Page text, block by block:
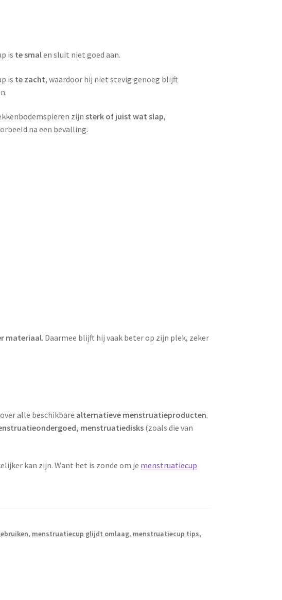
is te smalen sluit niet goed aan.
is te zacht, waardoor hij niet stevig genoeg blijft
zijn sterk of juist wat slap,
na een bevalling.
materiaal. Daarmee blijft hij vaak beter op zijn plek, zeker
alle beschikbare alternatieve menstruatieproducten.
menstruatiedisks (zoals die van
kan zijn. Want het is zonde om je menstruatiecup
, menstruatiecup glijdt omlaag, menstruatiecup tips,